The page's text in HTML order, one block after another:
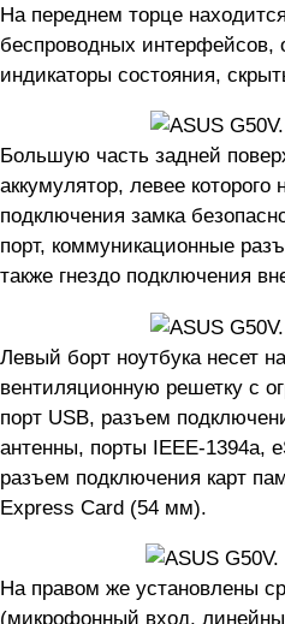
На переднем торце
беспроводных интерфейсов,
индикаторы состояния,
Большую часть задней
аккумулятор, левее которого
подключения замка
порт, коммуникационные
также гнездо подключения
Левый борт ноутбука несет
вентиляционную решетку с
порт USB, разъем
антенны, порты IEEE-1394a,
разъем подключения карт
Express Card (54 мм).
На правом же установлены
(микрофонный вход,